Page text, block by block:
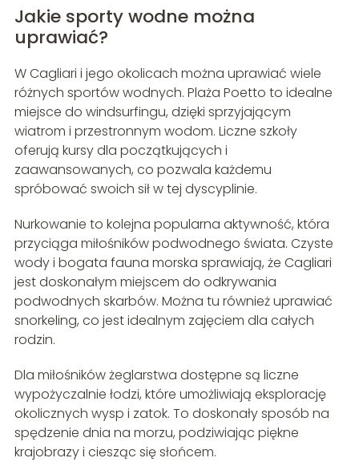
Jakie sporty wodne można
uprawiać?
W Cagliari i jego okolicach można uprawiać wiele
różnych sportów wodnych. Plaża Poetto to idealne
miejsce do windsurfingu, dzięki sprzyjającym
wiatrom i przestronnym wodom. Liczne szkoły
oferują kursy dla początkujących i
zaawansowanych, co pozwala każdemu
spróbować swoich sił w tej dyscyplinie.
Nurkowanie to kolejna popularna aktywność, która
przyciąga miłośników podwodnego świata. Czyste
wody i bogata fauna morska sprawiają, że Cagliari
jest doskonałym miejscem do odkrywania
podwodnych skarbów. Można tu również uprawiać
snorkeling, co jest idealnym zajęciem dla całych
rodzin.
Dla miłośników żeglarstwa dostępne są liczne
wypożyczalnie łodzi, które umożliwiają eksplorację
okolicznych wysp i zatok. To doskonały sposób na
spędzenie dnia na morzu, podziwiając piękne
krajobrazy i ciesząc się słońcem.